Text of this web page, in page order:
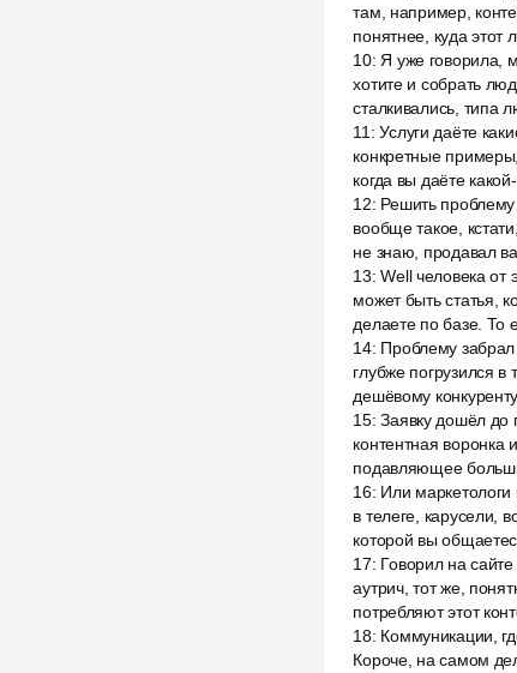
там, например,
понятнее, куда этот
10: Я уже говорила,
хотите и собрать
сталкивались, типа
11 :Услуги даёте
конкретные
когда вы даёте
12: Решить
вообще такое,
не знаю, продавал
13:Well человека от
может быть статья,
делаете по базе. То
14: Проблему
глубже погрузился
дешёвому
15:Заявку дошёл до
контентная воронка
подавляющее
16: Или маркетологи
в телеге, карусели,
которой вы
17: Говорил на
аутрич, тот же,
потребляют этот
18: Коммуникации,
Короче, на самом